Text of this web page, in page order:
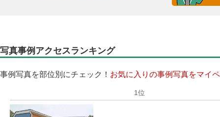
写真事例アクセスランキング
事例写真を部位別にチェック！ お気に入りの事例写真をマイ